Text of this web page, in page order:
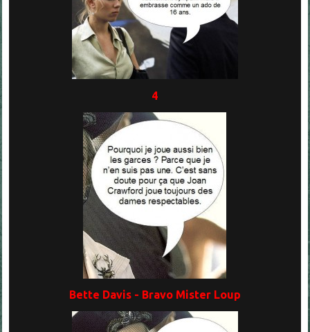
4
Bette Davis - Bravo Mister Loup